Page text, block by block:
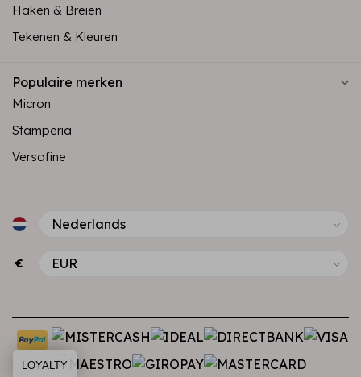
Haken & Breien
Tekenen & Kleuren
Populaire merken
Micron
Stamperia
Versafine
€
LOYALTY